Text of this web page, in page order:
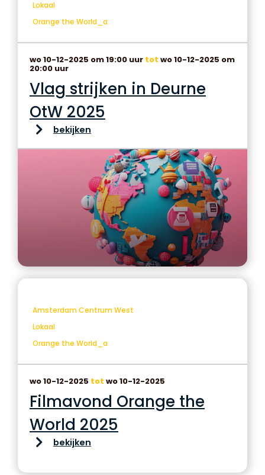
Lokaal
Orange the World_a
wo 10-12-2025 om 19:00 uur tot wo 10-12-2025 om
20:00 uur
Vlag strijken in Deurne
OtW 2025
bekijken
Amsterdam Centrum West
Lokaal
Orange the World_a
wo 10-12-2025 tot wo 10-12-2025
Filmavond Orange the
World 2025
bekijken